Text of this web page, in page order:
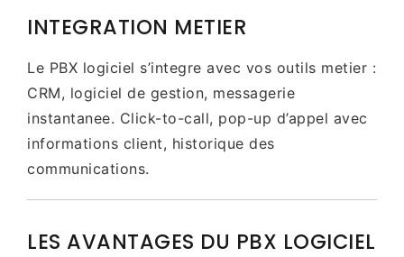
INTEGRATION METIER
Le PBX logiciel s’integre avec vos outils metier :
CRM, logiciel de gestion, messagerie
instantanee. Click-to-call, pop-up d’appel avec
informations client, historique des
communications.
LES AVANTAGES DU PBX LOGICIEL